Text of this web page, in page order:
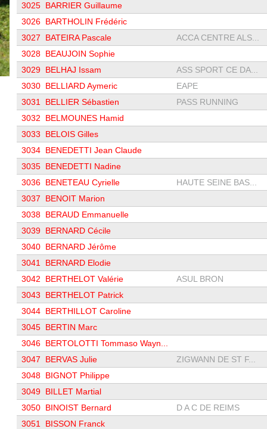
3025 BARRIER Guillaume
3026 BARTHOLIN Frédéric
3027
BATEIRA Pascale
ACCA CENTRE ALS...
3028 BEAUJOIN Sophie
3029 BELHAJ Issam
ASS SPORT CE DA...
3030 BELLIARD Aymeric
EAPE
3031
BELLIER Sébastien
PASS RUNNING
3032
BELMOUNES Hamid
3033
BELOIS Gilles
3034 BENEDETTI Jean Claude
3035 BENEDETTI Nadine
3036 BENETEAU Cyrielle
HAUTE SEINE BAS...
3037
BENOIT Marion
3038 BERAUD Emmanuelle
3039 BERNARD Cécile
3040 BERNARD Jérôme
3041
BERNARD Elodie
3042
BERTHELOT Valérie
ASUL BRON
3043
BERTHELOT Patrick
3044 BERTHILLOT Caroline
3045 BERTIN Marc
3046 BERTOLOTTI Tommaso Wayn...
3047
BERVAS Julie
ZIGWANN DE ST F...
3048 BIGNOT Philippe
3049 BILLET Martial
3050 BINOIST Bernard
D A C DE REIMS
3051
BISSON Franck